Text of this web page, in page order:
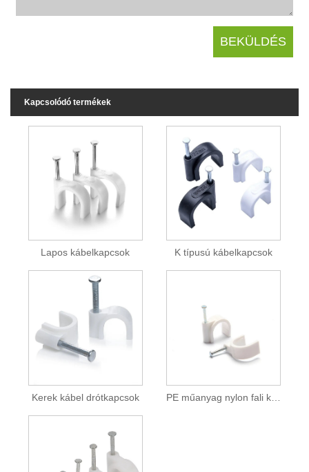
Kapcsolódó termékek
Lapos kábelkapcsok K típusú kábelkapcsok
Kerek kábel drótkapcsok